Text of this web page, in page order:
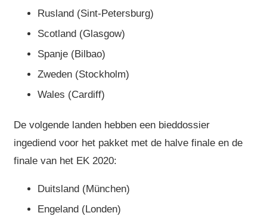
Rusland (Sint-Petersburg)
Scotland (Glasgow)
Spanje (Bilbao)
Zweden (Stockholm)
Wales (Cardiff)
De volgende landen hebben een bieddossier
ingediend voor het pakket met de halve finale en de
finale van het EK 2020:
Duitsland (München)
Engeland (Londen)